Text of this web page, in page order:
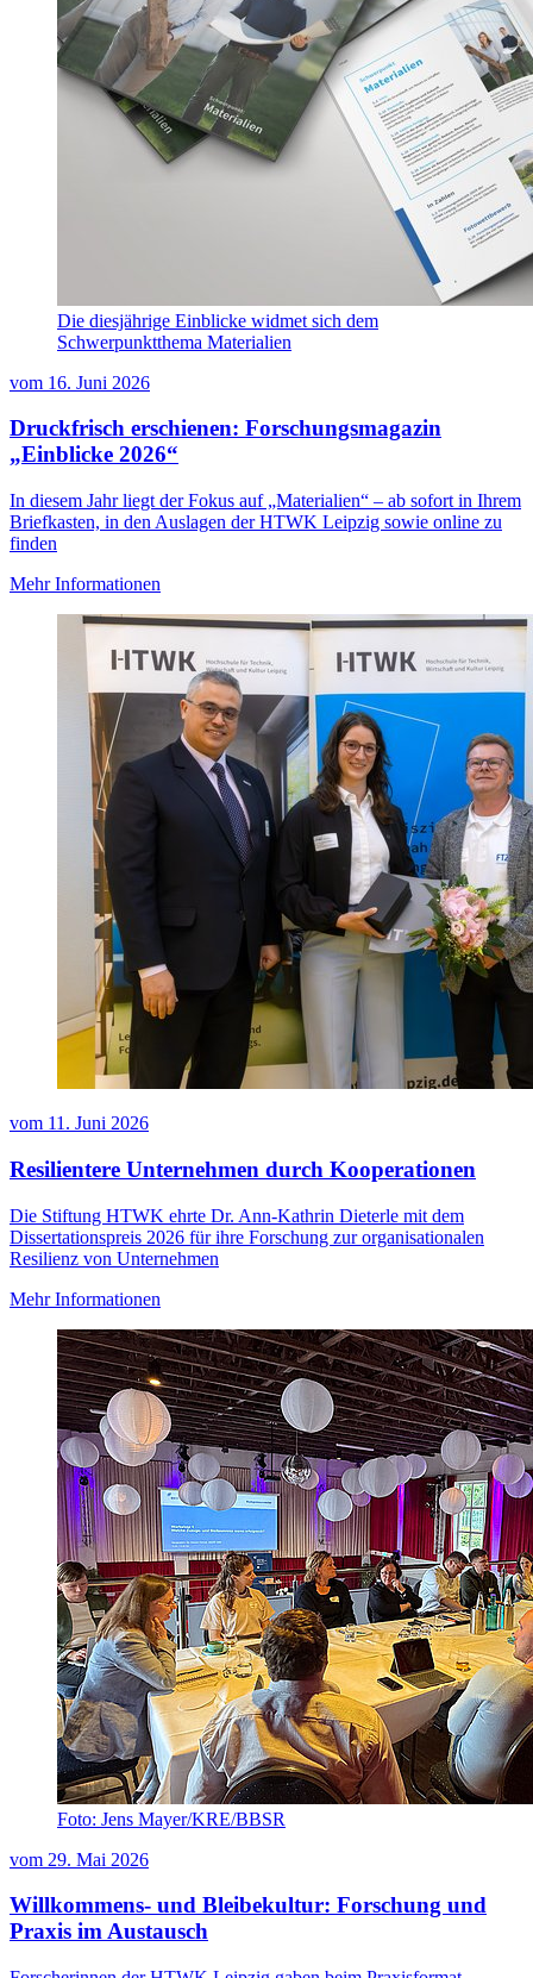
Die diesjährige Einblicke widmet sich dem
Schwerpunktthema Materialien
vom 16. Juni 2026
Druckfrisch erschienen: Forschungsmagazin
„Einblicke 2026“
In diesem Jahr liegt der Fokus auf „Materialien“ – ab sofort in Ihrem
Briefkasten, in den Auslagen der HTWK Leipzig sowie online zu
finden
Mehr Informationen
vom 11. Juni 2026
Resilientere Unternehmen durch Kooperationen
Die Stiftung HTWK ehrte Dr. Ann-Kathrin Dieterle mit dem
Dissertationspreis 2026 für ihre Forschung zur organisationalen
Resilienz von Unternehmen
Mehr Informationen
Foto: Jens Mayer/KRE/BBSR
vom 29. Mai 2026
Willkommens- und Bleibekultur: Forschung und
Praxis im Austausch